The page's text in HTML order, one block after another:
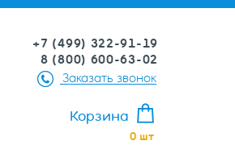
+7 (499) 322-91-19
8 (800) 600-63-02
Заказать звонок
Корзина
0 шт